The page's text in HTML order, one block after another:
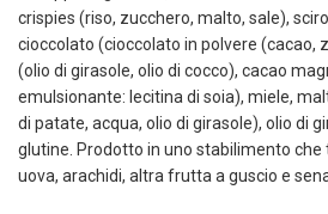
crispies (riso, zucchero, malto, sale),
cioccolato (cioccolato in polvere (cacao,
(olio di girasole, olio di cocco), cacao
emulsionante: lecitina di soia), miele,
di patate, acqua, olio di girasole), olio di
glutine. Prodotto in uno stabilimento
uova, arachidi, altra frutta a guscio e